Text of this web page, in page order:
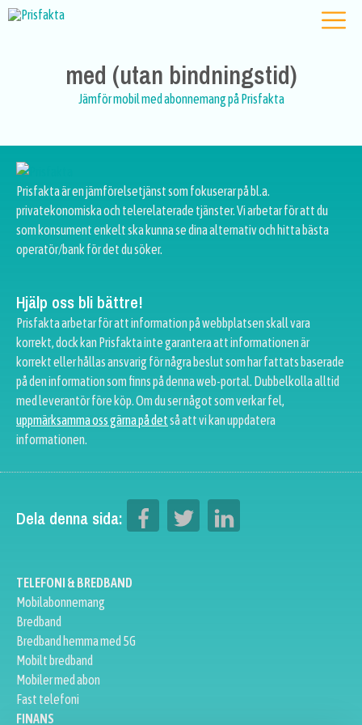
med (utan bindningstid)
Jämför mobil med abonnemang på Prisfakta
Prisfakta är en jämförelsetjänst som fokuserar på bl.a.
privatekonomiska och telerelaterade tjänster. Vi arbetar för att du
som konsument enkelt ska kunna se dina alternativ och hitta bästa
operatör/bank för det du söker.
Hjälp oss bli bättre!
Prisfakta arbetar för att information på webbplatsen skall vara
korrekt, dock kan Prisfakta inte garantera att informationen är
korrekt eller hållas ansvarig för några beslut som har fattats baserade
på den information som finns på denna web-portal. Dubbelkolla alltid
med leverantör före köp. Om du ser något som verkar fel,
uppmärksamma oss gärna på detså att vi kan uppdatera
informationen.
Dela denna sida:
TELEFONI & BREDBAND
Mobilabonnemang
Bredband
Bredband hemma med 5G
Mobilt bredband
Mobiler med abon
Fast telefoni
FINANS